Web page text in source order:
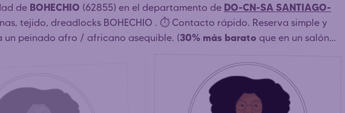
de BOHECHIO (62855) en el departamento de DO-CN-SA SANTIAGO-
tejido, dreadlocks BOHECHIO . ⏱️ Contacto rápido. Reserva simple y
un peinado afro / africano asequible. (30% más barato que en un salón